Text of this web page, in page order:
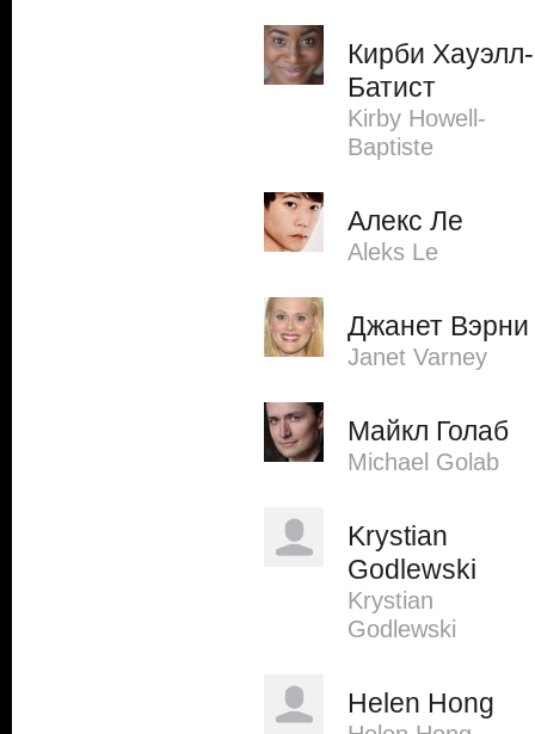
Кирби Хауэлл-
Батист
Kirby Howell-
Baptiste
Алекс Ле
Aleks Le
Джанет Вэрни
Janet Varney
Майкл Голаб
Michael Golab
Krystian
Godlewski
Krystian
Godlewski
Helen Hong